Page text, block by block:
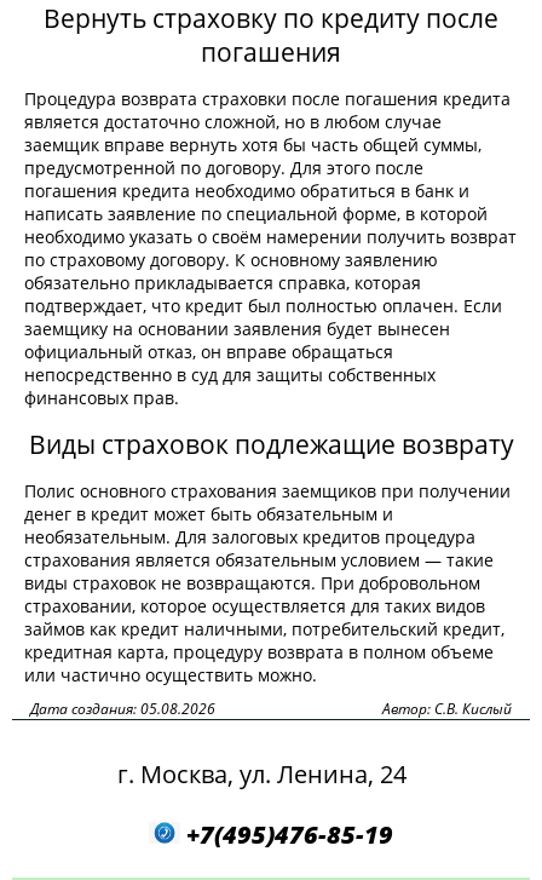
Вернуть страховку по кредиту после
погашения
Процедура возврата страховки после погашения кредита
является достаточно сложной, но в любом случае
заемщик вправе вернуть хотя бы часть общей суммы,
предусмотренной по договору. Для этого после
погашения кредита необходимо обратиться в банк и
написать заявление по специальной форме, в которой
необходимо указать о своём намерении получить возврат
по страховому договору. К основному заявлению
обязательно прикладывается справка, которая
подтверждает, что кредит был полностью оплачен. Если
заемщику на основании заявления будет вынесен
официальный отказ, он вправе обращаться
непосредственно в суд для защиты собственных
финансовых прав.
Виды страховок подлежащие возврату
Полис основного страхования заемщиков при получении
денег в кредит может быть обязательным и
необязательным. Для залоговых кредитов процедура
страхования является обязательным условием — такие
виды страховок не возвращаются. При добровольном
страховании, которое осуществляется для таких видов
займов как кредит наличными, потребительский кредит,
кредитная карта, процедуру возврата в полном объеме
или частично осуществить можно.
Дата создания: 05.08.2026 Автор: С.В. Кислый
г. Москва, ул. Ленина, 24
+7(495)476-85-19